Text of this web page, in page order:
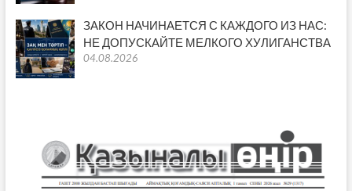
ЗАКОН НАЧИНАЕТСЯ С КАЖДОГО ИЗ НАС:
НЕ ДОПУСКАЙТЕ МЕЛКОГО ХУЛИГАНСТВА
04.08.2026